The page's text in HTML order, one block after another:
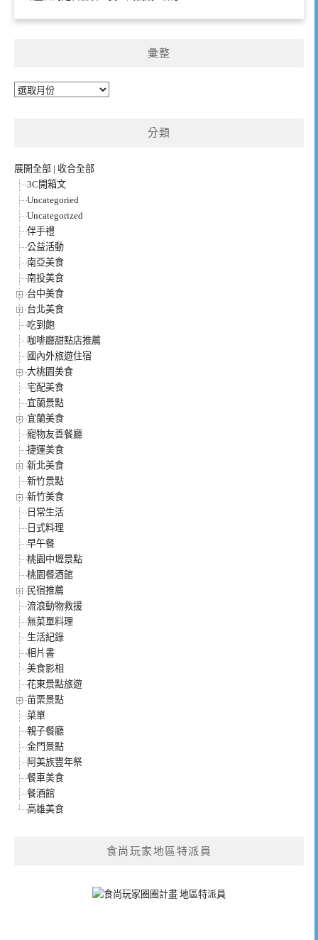
彙整
彙
分類
展開全部 | 收合全部
3C開箱文
Uncategoried
Uncategorized
伴手禮
公益活動
南亞美食
南投美食
台中美食
台北美食
吃到飽
咖啡廳甜點店推薦
國內外旅遊住宿
大桃園美食
宅配美食
宜蘭景點
宜蘭美食
寵物友善餐廳
捷運美食
新北美食
新竹景點
新竹美食
日常生活
日式料理
早午餐
桃園中壢景點
桃園餐酒館
民宿推薦
流浪動物救援
無菜單料理
生活紀錄
相片書
美食影相
花東景點旅遊
苗栗景點
菜單
親子餐廳
金門景點
阿美族豐年祭
餐車美食
餐酒館
高雄美食
食尚玩家地區特派員